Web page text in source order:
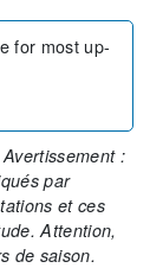
for most up-
:
par
et ces
Attention,
de saison.